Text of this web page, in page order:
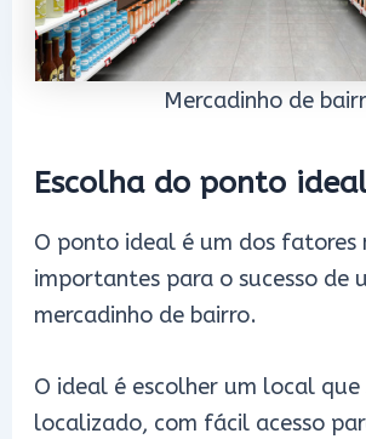
Mercadinho de
Escolha do ponto
O ponto ideal é um dos fatores
importantes para o sucesso de
mercadinho de bairro.
O ideal é escolher um local que
localizado, com fácil acesso